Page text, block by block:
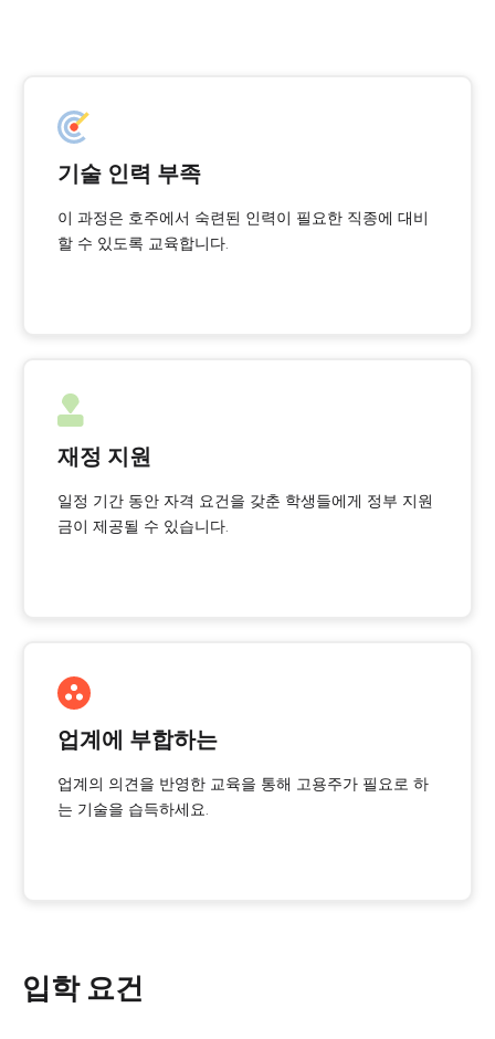
기술 인력 부족
이 과정은 호주에서 숙련된 인력이 필요한 직종에 대비
할 수 있도록 교육합니다.
재정 지원
일정 기간 동안 자격 요건을 갖춘 학생들에게 정부 지원
금이 제공될 수 있습니다.
업계에 부합하는
업계의 의견을 반영한 교육을 통해 고용주가 필요로 하
는 기술을 습득하세요.
입학 요건